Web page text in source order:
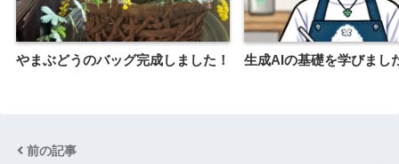
やまぶどうのバッグ完成しました！ 生成AIの基礎を学びまし
前の記事